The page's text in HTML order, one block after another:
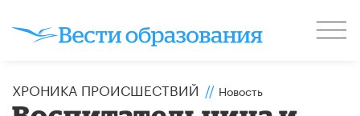
ХРОНИКА ПРОИСШЕСТВИЙ // Новость